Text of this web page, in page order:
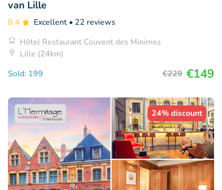
van Lille
8.4 Excellent • 22 reviews
Hôtel Restaurant Couvent des Minimes
Lille (24km)
Sold: 199
€229 €149
24% discount